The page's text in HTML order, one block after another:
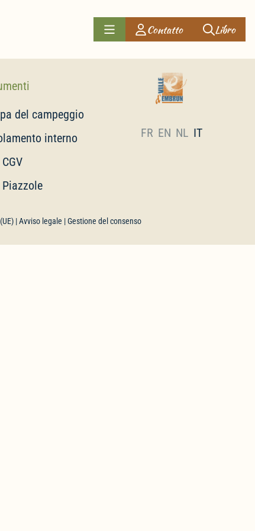
Contatto Libro
del campeggio
interno
Piazzole
FR EN NL IT
|Avviso legale | Gestione del consenso